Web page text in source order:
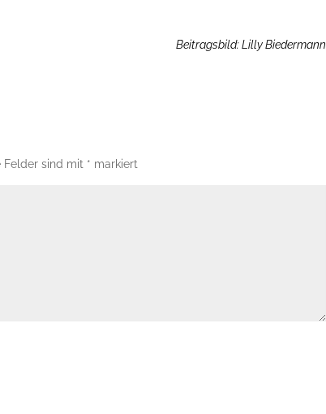
Beitragsbild: Lilly Biedermann
Felder sind mit * markiert